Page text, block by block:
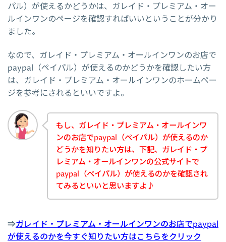
パル）が使えるかどうかは、ガレイド・プレミアム・オー
ルインワンのページを確認すればいいということが分かり
ました。
なので、ガレイド・プレミアム・オールインワンのお店で
paypal（ペイパル）が使えるのかどうかを確認したい方
は、ガレイド・プレミアム・オールインワンのホームペー
ジを参考にされるといいですよ。
もし、ガレイド・プレミアム・オールインワ
ンのお店でpaypal（ペイパル）が使えるのか
どうかを知りたい方は、下記、ガレイド・プ
レミアム・オールインワンの公式サイトで
paypal（ペイパル）が使えるのかを確認され
てみるといいと思いますよ♪
⇒ガレイド・プレミアム・オールインワンのお店でpaypal
が使えるのかを今すぐ知りたい方はこちらをクリック